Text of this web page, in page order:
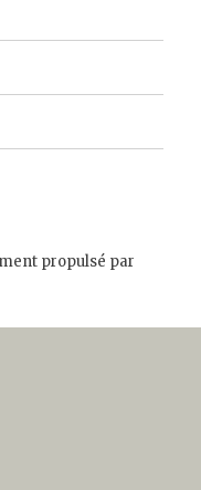
propulsé par